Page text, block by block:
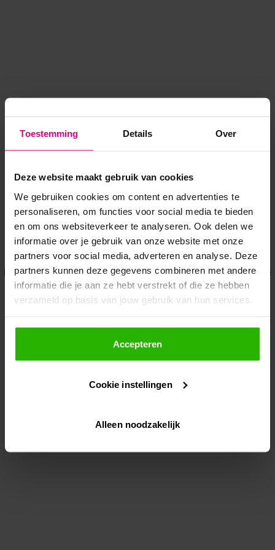
Toestemming Details Over
Deze website maakt gebruik van cookies
We gebruiken cookies om content en advertenties te
personaliseren, om functies voor social media te bieden
en om ons websiteverkeer te analyseren. Ook delen we
informatie over je gebruik van onze website met onze
partners voor social media, adverteren en analyse. Deze
partners kunnen deze gegevens combineren met andere
informatie die je aan ze hebt verstrekt of die ze hebben
verzameld op basis van jouw gebruik van hun services.
Als je op "Accepteer" klikt, dan geef je Voordeeluitjes.nl
toestemming om cookies voor social media en
gepersonaliseerde advertenties te plaatsen.
Lees hier meer over in onsprivacybeleid
Via "Cookie instellingen" kun je ook zelf instellen welke
Accepteren
Cookie instellingen
Alleen noodzakelijk
Application error: a client-side exception has occurred while
loadingwww.voordeeluitjes.nl (see the browser console for more
information).